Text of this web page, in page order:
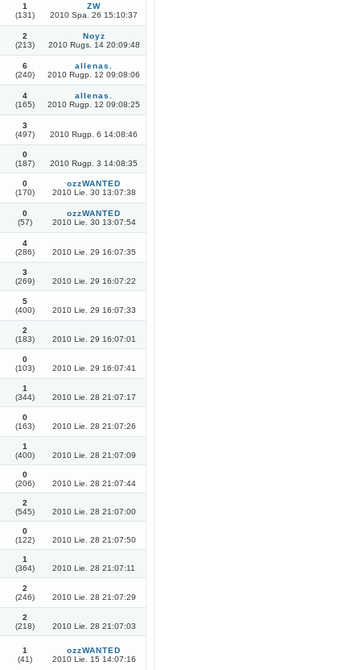
1
(131)
ZW
2010 Spa. 26 15:10:37
2
(213)
Noyz
2010 Rugs. 14 20:09:48
6
(240)
allenas.
2010 Rugp. 12 09:08:06
4
(165)
allenas.
2010 Rugp. 12 09:08:25
3
(497)
2010 Rugp. 6 14:08:46
0
(187)
2010 Rugp. 3 14:08:35
0
(170)
ozzWANTED
2010 Lie. 30 13:07:38
0
(57)
ozzWANTED
2010 Lie. 30 13:07:54
4
(286)
2010 Lie. 29 16:07:35
3
(269)
2010 Lie. 29 16:07:22
5
(400)
2010 Lie. 29 16:07:33
2
(183)
2010 Lie. 29 16:07:01
0
(103)
2010 Lie. 29 16:07:41
1
(344)
2010 Lie. 28 21:07:17
0
(163)
2010 Lie. 28 21:07:26
1
(400)
2010 Lie. 28 21:07:09
0
(206)
2010 Lie. 28 21:07:44
2
(545)
2010 Lie. 28 21:07:00
0
(122)
2010 Lie. 28 21:07:50
1
(364)
2010 Lie. 28 21:07:11
2
(246)
2010 Lie. 28 21:07:29
2
(218)
2010 Lie. 28 21:07:03
1
(41)
ozzWANTED
2010 Lie. 15 14:07:16